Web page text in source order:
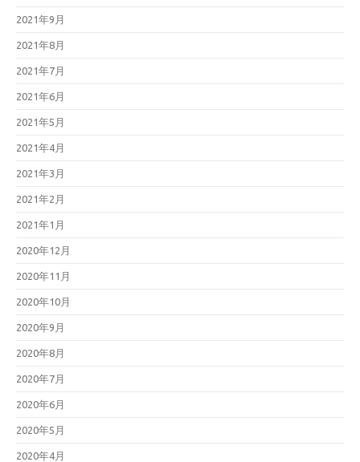
2021年9月
2021年8月
2021年7月
2021年6月
2021年5月
2021年4月
2021年3月
2021年2月
2021年1月
2020年12月
2020年11月
2020年10月
2020年9月
2020年8月
2020年7月
2020年6月
2020年5月
2020年4月